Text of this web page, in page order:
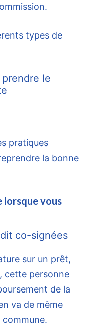
types de
le
pratiques
la bonne
lorsque vous
co-signées
sur un prêt,
cette personne
de la
va de même